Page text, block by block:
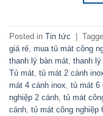
Posted in Tin tức |
giá rẻ mua tủ mát công
thanh lý bàn mát thanh
Tủ mát tủ mát 2 cánh
mát 4 cánh inox tủ mát 6
nghiệp 2 cánh tủ mát
cánh tủ mát công nghiệp